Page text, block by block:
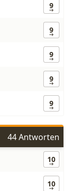
9
9
9
9
9
44 Antworten
10
10